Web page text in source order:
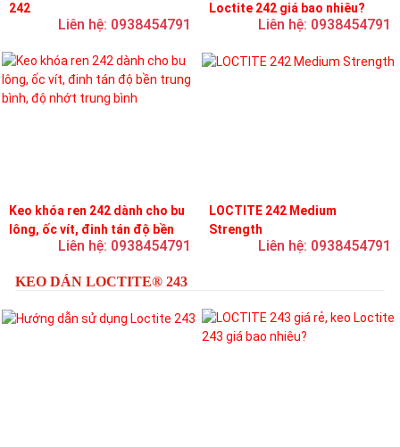
242
Liên hệ: 0938454791
Loctite 242 giá bao nhiêu?
Liên hệ: 0938454791
Keo khóa ren 242 dành cho bu
lông, ốc vít, đinh tán độ bền
trung bình, độ nhớt trung bình
Liên hệ: 0938454791
LOCTITE 242 Medium
Strength
Liên hệ: 0938454791
KEO DÁN LOCTITE® 243